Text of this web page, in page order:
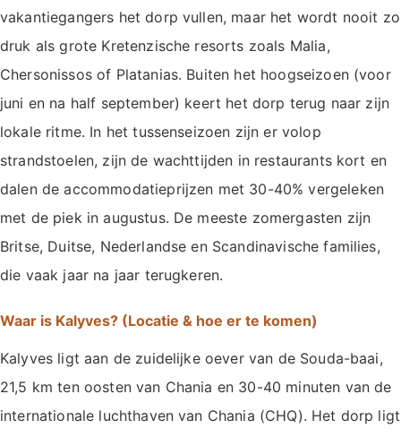
vakantiegangers het dorp vullen, maar het wordt nooit zo
druk als grote Kretenzische resorts zoals Malia,
Chersonissos of Platanias. Buiten het hoogseizoen (voor
juni en na half september) keert het dorp terug naar zijn
lokale ritme. In het tussenseizoen zijn er volop
strandstoelen, zijn de wachttijden in restaurants kort en
dalen de accommodatieprijzen met 30-40% vergeleken
met de piek in augustus. De meeste zomergasten zijn
Britse, Duitse, Nederlandse en Scandinavische families,
die vaak jaar na jaar terugkeren.
Waar is Kalyves? (Locatie & hoe er te komen)
Kalyves ligt aan de zuidelijke oever van de Souda-baai,
21,5 km ten oosten van Chania en 30-40 minuten van de
internationale luchthaven van Chania (CHQ). Het dorp ligt